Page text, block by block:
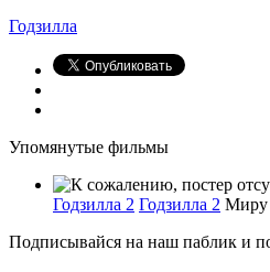
Годзилла
Упомянутые фильмы
Годзилла 2 Годзилла 2 Миру
Подписывайся на наш паблик и